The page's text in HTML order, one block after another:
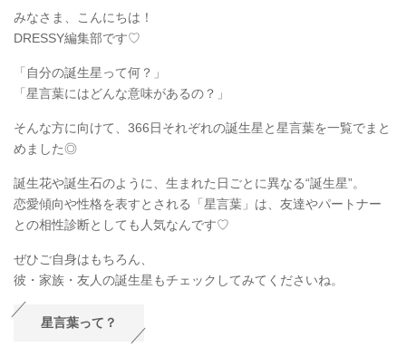
みなさま、こんにちは！
DRESSY編集部です♡
「自分の誕生星って何？」
「星言葉にはどんな意味があるの？」
そんな方に向けて、366日それぞれの誕生星と星言葉を一覧でまと
めました◎
誕生花や誕生石のように、生まれた日ごとに異なる“誕生星”。
恋愛傾向や性格を表すとされる「星言葉」は、友達やパートナー
との相性診断としても人気なんです♡
ぜひご自身はもちろん、
彼・家族・友人の誕生星もチェックしてみてくださいね。
星言葉って？